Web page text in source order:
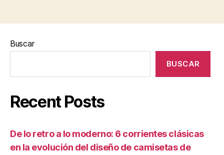
Buscar
BUSCAR
Recent Posts
De lo retro a lo moderno: 6 corrientes clásicas
en la evolución del diseño de camisetas de